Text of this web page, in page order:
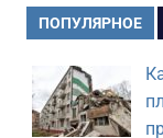
ПОПУЛЯРНОЕ